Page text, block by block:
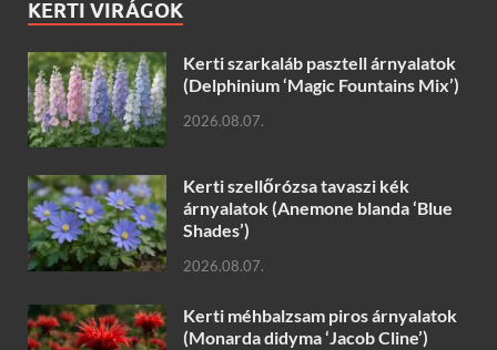
KERTI VIRÁGOK
Kerti szarkaláb pasztell árnyalatok
(Delphinium ‘Magic Fountains Mix’)
2026.08.07.
Kerti szellőrózsa tavaszi kék
árnyalatok (Anemone blanda ‘Blue
Shades’)
2026.08.07.
Kerti méhbalzsam piros árnyalatok
(Monarda didyma ‘Jacob Cline’)